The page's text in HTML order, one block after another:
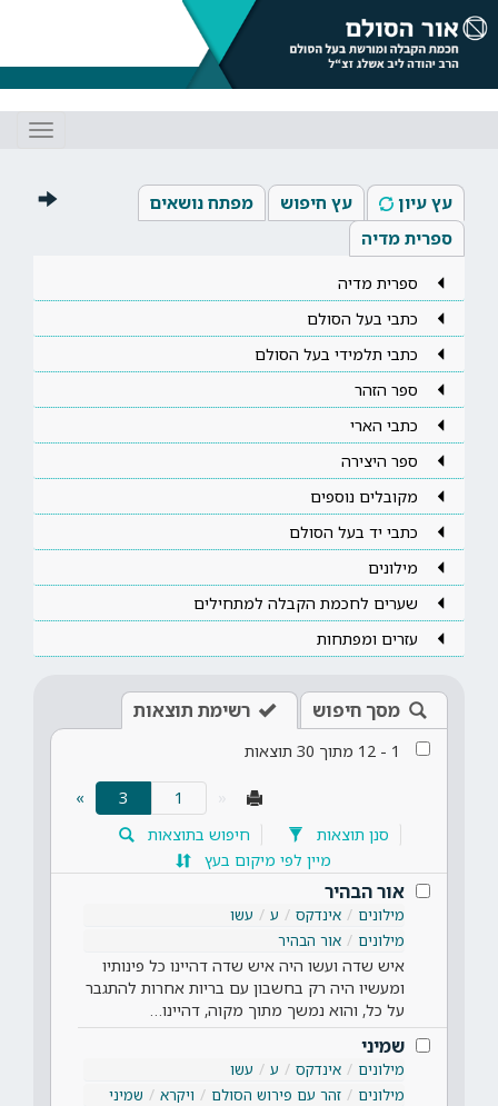
עץ עיון עץ חיפוש
מפתח נושאים
ספרית מדיה
ספרית מדיה
כתבי בעל הסולם
כתבי תלמידי בעל הסולם
ספר הזהר
כתבי הארי
ספר היצירה
מקובלים נוספים
כתבי יד בעל הסולם
מילונים
שערים לחכמת הקבלה למתחילים
עזרים ומפתחות
מסך חיפוש רשימת תוצאות
1
-
12 מתוך 30 תוצאות
3
(current)
»
סנן תוצאות
חיפוש בתוצאות
מיין לפי מיקום בעץ
אור הבהיר
מילונים אינדקס ע
עשו
מילונים
אור הבהיר
איש שדה ועשו היה איש שדה דהיינו כל פינותיו
ומעשיו היה רק בחשבון עם בריות אחרות להתגבר
על כל, והוא נמשך מתוך מקוה, דהיינו…
שמיני
מילונים אינדקס ע
עשו
מילונים
זהר עם פירוש הסולם ויקרא שמיני